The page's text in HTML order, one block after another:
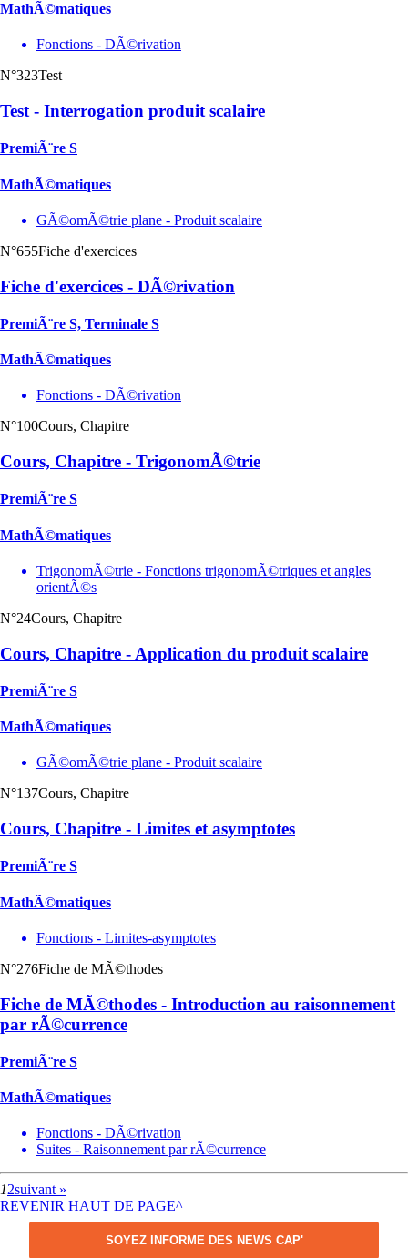
MathÃ©matiques
Fonctions - DÃ©rivation
N°323Test
Test - Interrogation produit scalaire
PremiÃ¨re S
MathÃ©matiques
GÃ©omÃ©trie plane - Produit scalaire
N°655Fiche d'exercices
Fiche d'exercices - DÃ©rivation
PremiÃ¨re S, Terminale S
MathÃ©matiques
Fonctions - DÃ©rivation
N°100Cours, Chapitre
Cours, Chapitre - TrigonomÃ©trie
PremiÃ¨re S
MathÃ©matiques
TrigonomÃ©trie - Fonctions trigonomÃ©triques et angles
orientÃ©s
N°24Cours, Chapitre
Cours, Chapitre - Application du produit scalaire
PremiÃ¨re S
MathÃ©matiques
GÃ©omÃ©trie plane - Produit scalaire
N°137Cours, Chapitre
Cours, Chapitre - Limites et asymptotes
PremiÃ¨re S
MathÃ©matiques
Fonctions - Limites-asymptotes
N°276Fiche de MÃ©thodes
Fiche de MÃ©thodes - Introduction au raisonnement
par rÃ©currence
PremiÃ¨re S
MathÃ©matiques
Fonctions - DÃ©rivation
Suites - Raisonnement par rÃ©currence
12suivant »
REVENIR HAUT DE PAGE^
SOYEZ INFORME DES NEWS CAP'